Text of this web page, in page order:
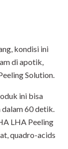
kondisi ini
di apotik,
Solution.
ini bisa
60 detik.
LHA Peeling
quadro-acids